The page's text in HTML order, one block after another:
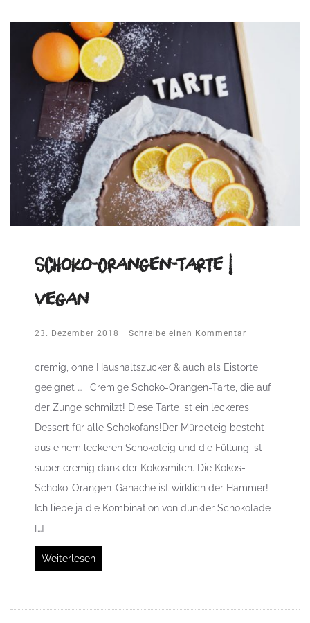
Schoko-Orangen-Tarte |
vegan
23. Dezember 2018 Schreibe einen Kommentar
cremig, ohne Haushaltszucker & auch als Eistorte
geeignet … Cremige Schoko-Orangen-Tarte, die auf
der Zunge schmilzt! Diese Tarte ist ein leckeres
Dessert für alle Schokofans!Der Mürbeteig besteht
aus einem leckeren Schokoteig und die Füllung ist
super cremig dank der Kokosmilch. Die Kokos-
Schoko-Orangen-Ganache ist wirklich der Hammer!
Ich liebe ja die Kombination von dunkler Schokolade
[…]
Weiterlesen